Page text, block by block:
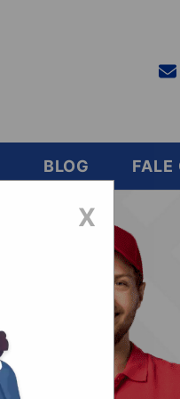
BLOG FALE
X